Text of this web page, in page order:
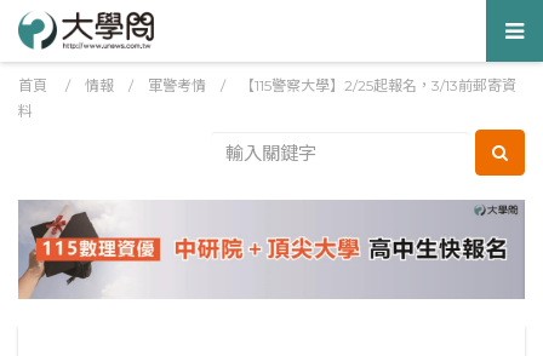
首頁 / 情報 / 軍警考情 /
【115警察大學】2/25起報名，3/13前郵寄資
料